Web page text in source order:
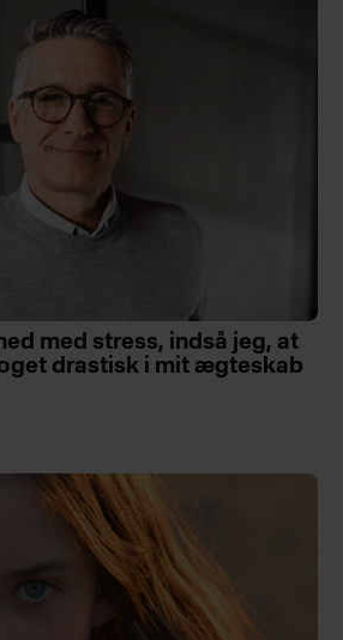
med stress, indså jeg, at
drastisk i mit ægteskab